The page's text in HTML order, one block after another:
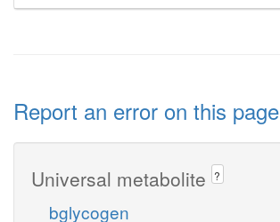
Report an error on this page
Universal metabolite ?
bglycogen